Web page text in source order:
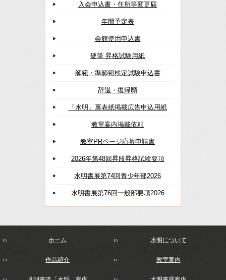
入会申込書・住所等変更届
年間予定表
会館使用申込書
硬筆 昇格試験用紙
師範・準師範検定試験申込書
辞退・復帰願
「水明」裏表紙掲載広告申込用紙
教室案内掲載依頼
教室PRページ応募申請書
2026年第48回昇段昇格試験要項
水明書展第74回青少年部2026
水明書展第76回一般部要項2026
ホーム 水明について
作品紹介 教室案内